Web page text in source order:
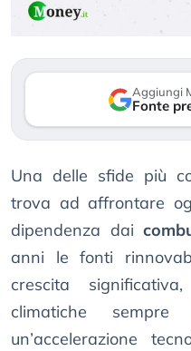
Aggiungi
Fonte
Una delle sfide più
trova ad affrontare
dipendenza dai
anni le fonti
crescita
climatiche
un’accelerazione